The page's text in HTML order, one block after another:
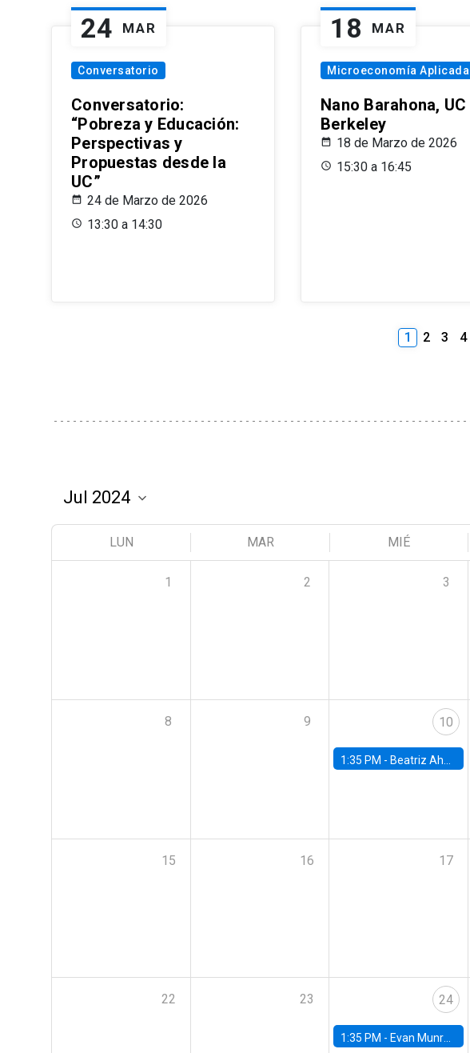
24 MAR
Conversatorio
Conversatorio:
“Pobreza y Educación:
Perspectivas y
Propuestas desde la
UC”
24 de Marzo de 2026
13:30 a 14:30
18 MAR
Microeconomía Aplicada
Nano Barahona, UC
Berkeley
18 de Marzo de 2026
15:30 a 16:45
1 2 3 4
LUN MAR MIÉ
1 2 3
8 9 10
1:35 PM - Beatriz Ahumada, PhD candidate, Universidad de Pittsburgh
15 16 17
22 23 24
1:35 PM - Evan Munro, Neyman Visiting Assistant Professor in the Department of Statistics at UC Berkeley